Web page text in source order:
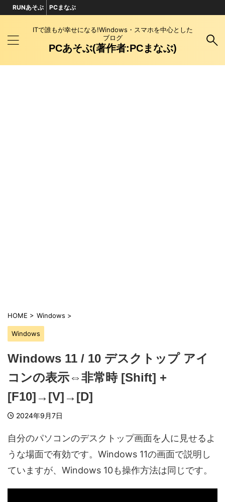
ITで誰もが幸せになる!Windows・スマホを中心とした
ブログ
PCあそぶ(著作者:PCまなぶ)
RUNあそぶ PCまなぶ
HOME > Windows >
Windows
Windows 11 / 10 デスクトップ アイ
コンの表示⇔非常時 [Shift] +
[F10]→[V]→[D]
2024年9月7日
自分のパソコンのデスクトップ画面を人に見せるよ
うな場面で有効です。Windows 11の画面で説明し
ていますが、Windows 10も操作方法は同じです。